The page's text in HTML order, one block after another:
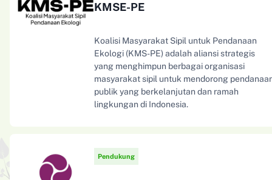
KMSE-PE
Koalisi Masyarakat Sipil untuk Pendanaan
Ekologi (KMS-PE) adalah aliansi strategis
yang menghimpun berbagai organisasi
masyarakat sipil untuk mendorong
publik yang berkelanjutan dan ramah
lingkungan di Indonesia.
Pendukung